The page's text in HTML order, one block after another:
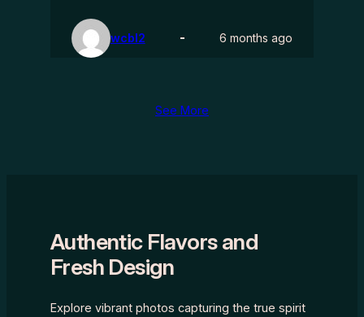
wcbl2 6 months ago
See More
Authentic Flavors and
Fresh Design
Explore vibrant photos capturing the true spirit